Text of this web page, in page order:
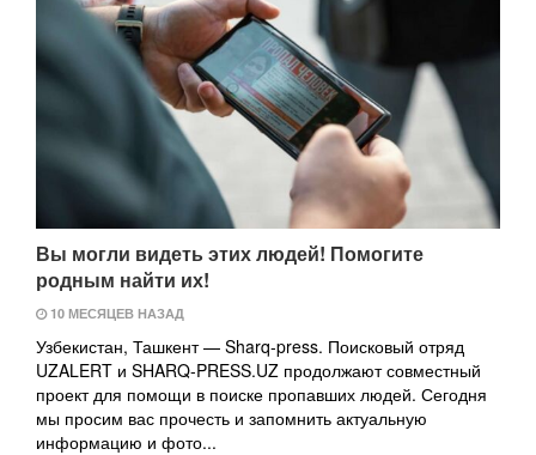
Вы могли видеть этих людей! Помогите
родным найти их!
10 МЕСЯЦЕВ НАЗАД
Узбекистан, Ташкент — Sharq-press. Поисковый отряд
UZALERT и SHARQ-PRESS.UZ продолжают совместный
проект для помощи в поиске пропавших людей. Сегодня
мы просим вас прочесть и запомнить актуальную
информацию и фото...